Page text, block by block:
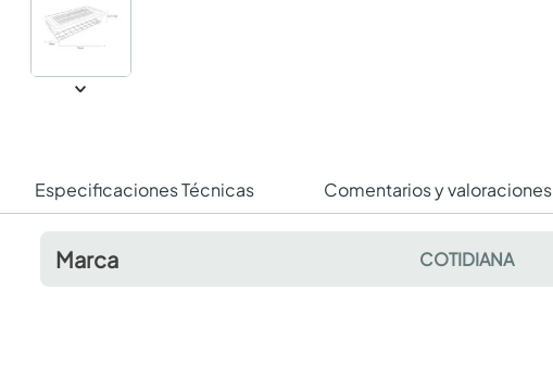
Especificaciones Técnicas Comentarios y valoraciones
Marca COTIDIANA